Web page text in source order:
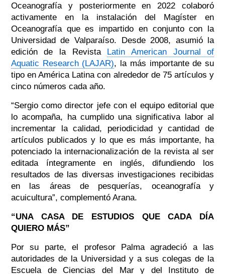
Oceanografía y posteriormente en 2022 colaboró
activamente en la instalación del Magíster en
Oceanografía que es impartido en conjunto con la
Universidad de Valparaíso. Desde 2008, asumió la
edición de la Revista Latin American Journal of
Aquatic Research (LAJAR), la más importante de su
tipo en América Latina con alrededor de 75 artículos y
cinco números cada año.
“Sergio como director jefe con el equipo editorial que
lo acompaña, ha cumplido una significativa labor al
incrementar la calidad, periodicidad y cantidad de
artículos publicados y lo que es más importante, ha
potenciado la internacionalización de la revista al ser
editada íntegramente en inglés, difundiendo los
resultados de las diversas investigaciones recibidas
en las áreas de pesquerías, oceanografía y
acuicultura”, complementó Arana.
“UNA CASA DE ESTUDIOS QUE CADA DÍA
QUIERO MÁS”
Por su parte, el profesor Palma agradeció a las
autoridades de la Universidad y a sus colegas de la
Escuela de Ciencias del Mar y del Instituto de